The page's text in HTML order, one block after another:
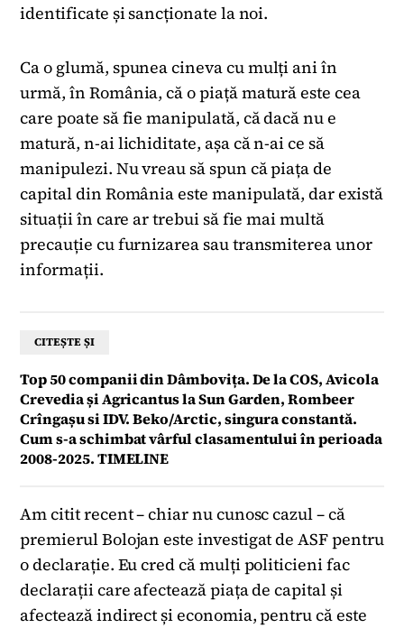
identificate și sancționate la noi.
Ca o glumă, spunea cineva cu mulți ani în
urmă, în România, că o piață matură este cea
care poate să fie manipulată, că dacă nu e
matură, n-ai lichiditate, așa că n-ai ce să
manipulezi. Nu vreau să spun că piața de
capital din România este manipulată, dar există
situații în care ar trebui să fie mai multă
precauție cu furnizarea sau transmiterea unor
informații.
CITEȘTE ȘI
Top 50 companii din Dâmbovița. De la COS, Avicola
Crevedia și Agricantus la Sun Garden, Rombeer
Crîngașu si IDV. Beko/Arctic, singura constantă.
Cum s-a schimbat vârful clasamentului în perioada
2008-2025. TIMELINE
Am citit recent – chiar nu cunosc cazul – că
premierul Bolojan este investigat de ASF pentru
o declarație. Eu cred că mulți politicieni fac
declarații care afectează piața de capital și
afectează indirect și economia, pentru că este